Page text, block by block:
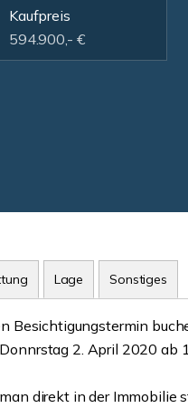
Kaufpreis
594.900,- €
Lage Sonstiges
Besichtigungstermin
2. April 2020 ab
direkt in der Immobilie